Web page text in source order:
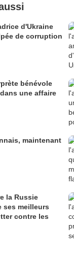
d'Ukraine
de corruption
bénévole
une affaire
maintenant
la Russie
ses meilleurs
contre les